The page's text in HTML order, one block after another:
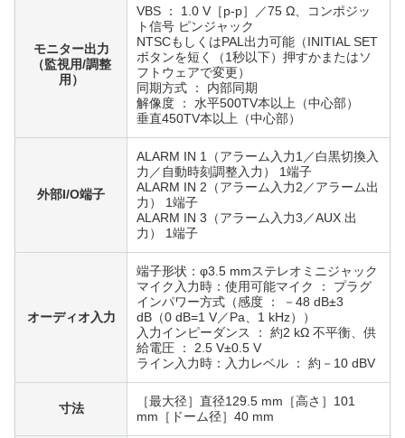
モニター出力
（監視用/調整
用）
VBS ： 1.0 V［p-p］／75 Ω、コンポジッ
ト信号 ピンジャック
NTSCもしくはPAL出力可能（INITIAL SET
ボタンを短く（1秒以下）押すかまたはソ
フトウェアで変更）
同期方式 ： 内部同期
解像度 ： 水平500TV本以上（中心部）
垂直450TV本以上（中心部）
外部I/O端子
ALARM IN 1（アラーム入力1／白黒切換入
力／自動時刻調整入力） 1端子
ALARM IN 2（アラーム入力2／アラーム出
力） 1端子
ALARM IN 3（アラーム入力3／AUX 出
力） 1端子
オーディオ入力
端子形状：φ3.5 mmステレオミニジャック
マイク入力時：使用可能マイク ： プラグ
インパワー方式（感度 ： －48 dB±3
dB（0 dB=1 V／Pa、1 kHz））
入力インピーダンス ： 約2 kΩ 不平衡、供
給電圧 ： 2.5 V±0.5 V
ライン入力時：入力レベル ： 約－10 dBV
寸法
［最大径］直径129.5 mm［高さ］101
mm［ドーム径］40 mm